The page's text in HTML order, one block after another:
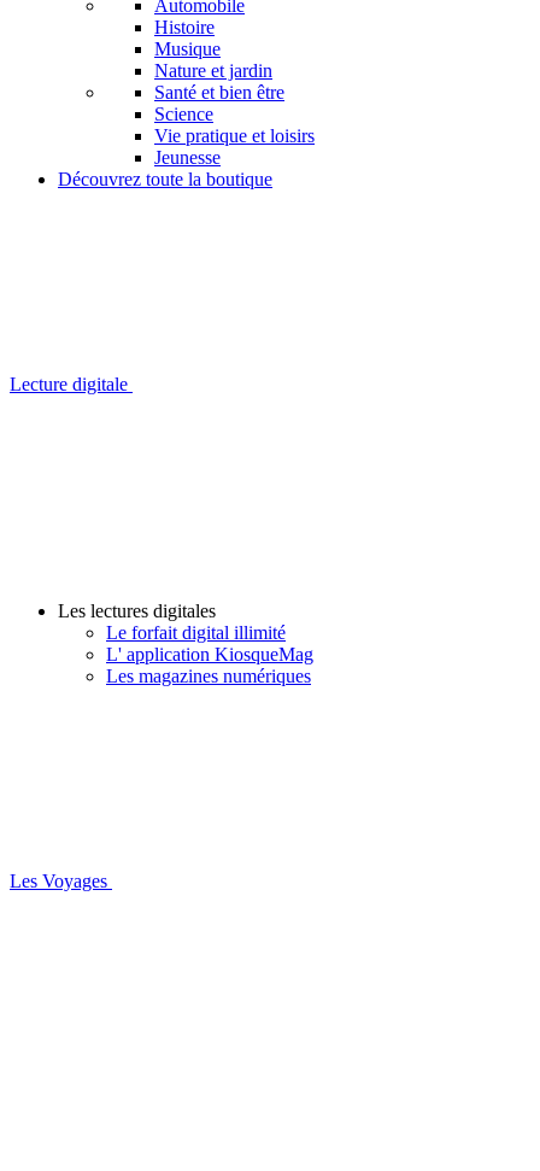
Automobile
Histoire
Musique
Nature et jardin
Santé et bien être
Science
Vie pratique et loisirs
Jeunesse
Découvrez toute la boutique
Lecture digitale
Les lectures digitales
Le forfait digital illimité
L' application KiosqueMag
Les magazines numériques
Les Voyages